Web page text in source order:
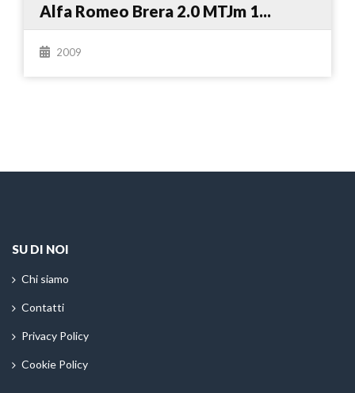
Alfa Romeo Brera 2.0 MTJm 1...
2009
SU DI NOI
Chi siamo
Contatti
Privacy Policy
Cookie Policy